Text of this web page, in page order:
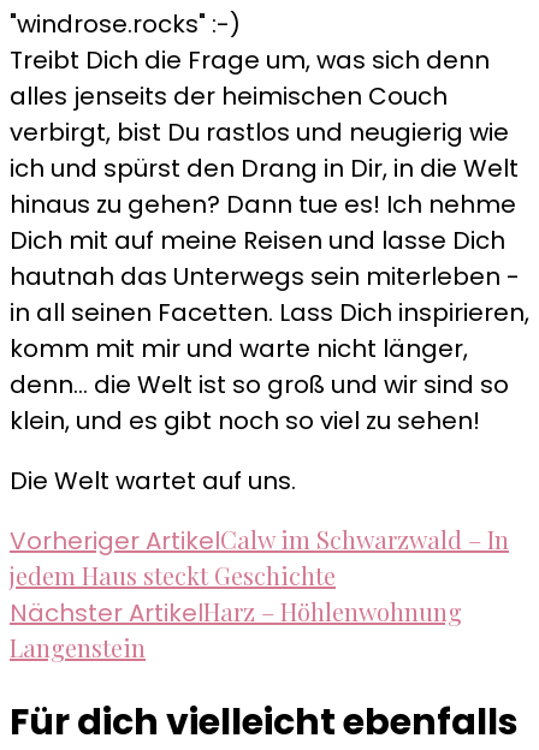
"windrose.rocks" :-)
Treibt Dich die Frage um, was sich denn
alles jenseits der heimischen Couch
verbirgt, bist Du rastlos und neugierig wie
ich und spürst den Drang in Dir, in die Welt
hinaus zu gehen? Dann tue es! Ich nehme
Dich mit auf meine Reisen und lasse Dich
hautnah das Unterwegs sein miterleben -
in all seinen Facetten. Lass Dich inspirieren,
komm mit mir und warte nicht länger,
denn... die Welt ist so groß und wir sind so
klein, und es gibt noch so viel zu sehen!
Die Welt wartet auf uns.
Beitragsnavigation
Vorheriger ArtikelCalw im Schwarzwald – In
jedem Haus steckt Geschichte
Nächster ArtikelHarz – Höhlenwohnung
Langenstein
Für dich vielleicht ebenfalls